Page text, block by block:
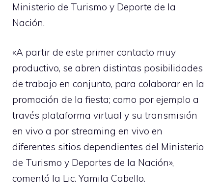
Ministerio de Turismo y Deporte de la
Nación.
«A partir de este primer contacto muy
productivo, se abren distintas posibilidades
de trabajo en conjunto, para colaborar en la
promoción de la fiesta; como por ejemplo a
través plataforma virtual y su transmisión
en vivo a por streaming en vivo en
diferentes sitios dependientes del Ministerio
de Turismo y Deportes de la Nación»,
comentó la Lic. Yamila Cabello.